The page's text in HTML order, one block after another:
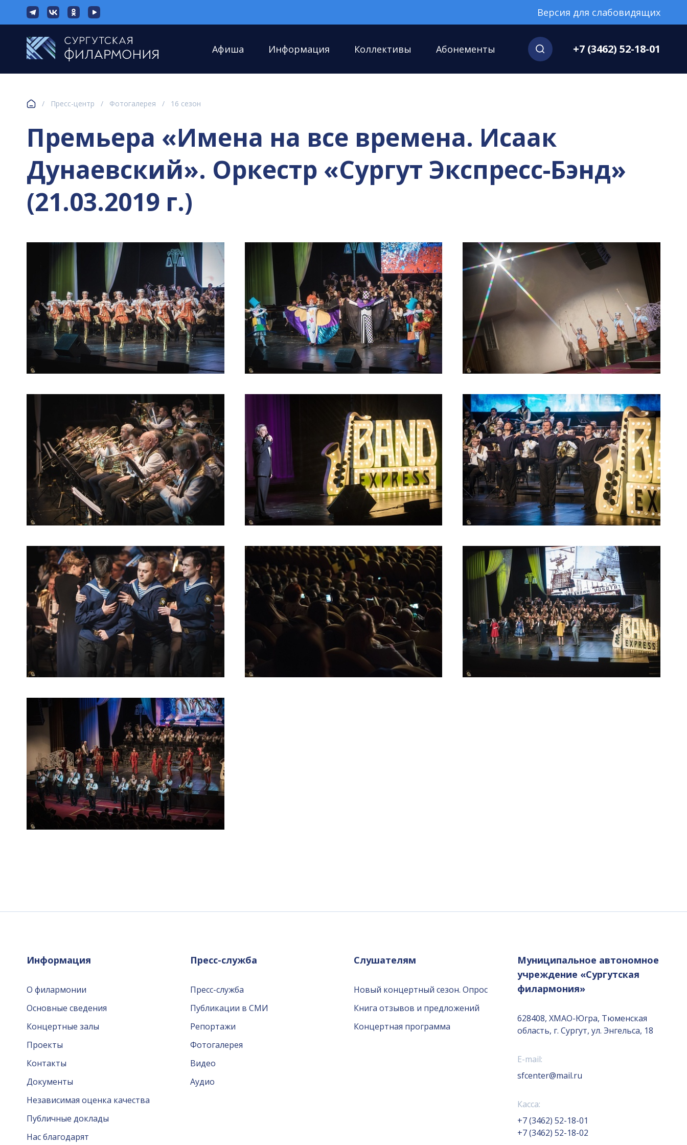
Версия для слабовидящих
Афиша Информация Коллективы Абонементы +7 (3462) 52-18-01
/ Пресс-центр / Фотогалерея / 16 сезон
Премьера «Имена на все времена. Исаак
Дунаевский». Оркестр «Сургут Экспресс-Бэнд»
(21.03.2019 г.)
Информация
О филармонии
Основные сведения
Концертные залы
Проекты
Контакты
Документы
Независимая оценка качества
Публичные доклады
Нас благодарят
Пресс-служба
Пресс-служба
Публикации в СМИ
Репортажи
Фотогалерея
Видео
Аудио
Слушателям
Новый концертный сезон. Опрос
Книга отзывов и предложений
Концертная программа
Муниципальное автономное
учреждение «Сургутская
филармония»
628408, ХМАО-Югра, Тюменская
область, г. Сургут, ул. Энгельса, 18
E-mail:
sfcenter@mail.ru
Касса:
+7 (3462) 52-18-01
+7 (3462) 52-18-02